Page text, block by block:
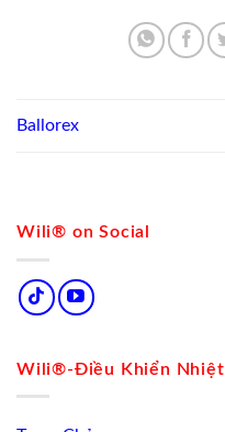
Wili® on Social
Wili®-Điều Khiển Nhiệt
Ballorex